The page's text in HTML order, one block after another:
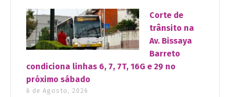
Corte de
trânsito na
Av. Bissaya
Barreto
condiciona linhas 6, 7, 7T, 16G e 29 no
próximo sábado
6 de Agosto, 2026